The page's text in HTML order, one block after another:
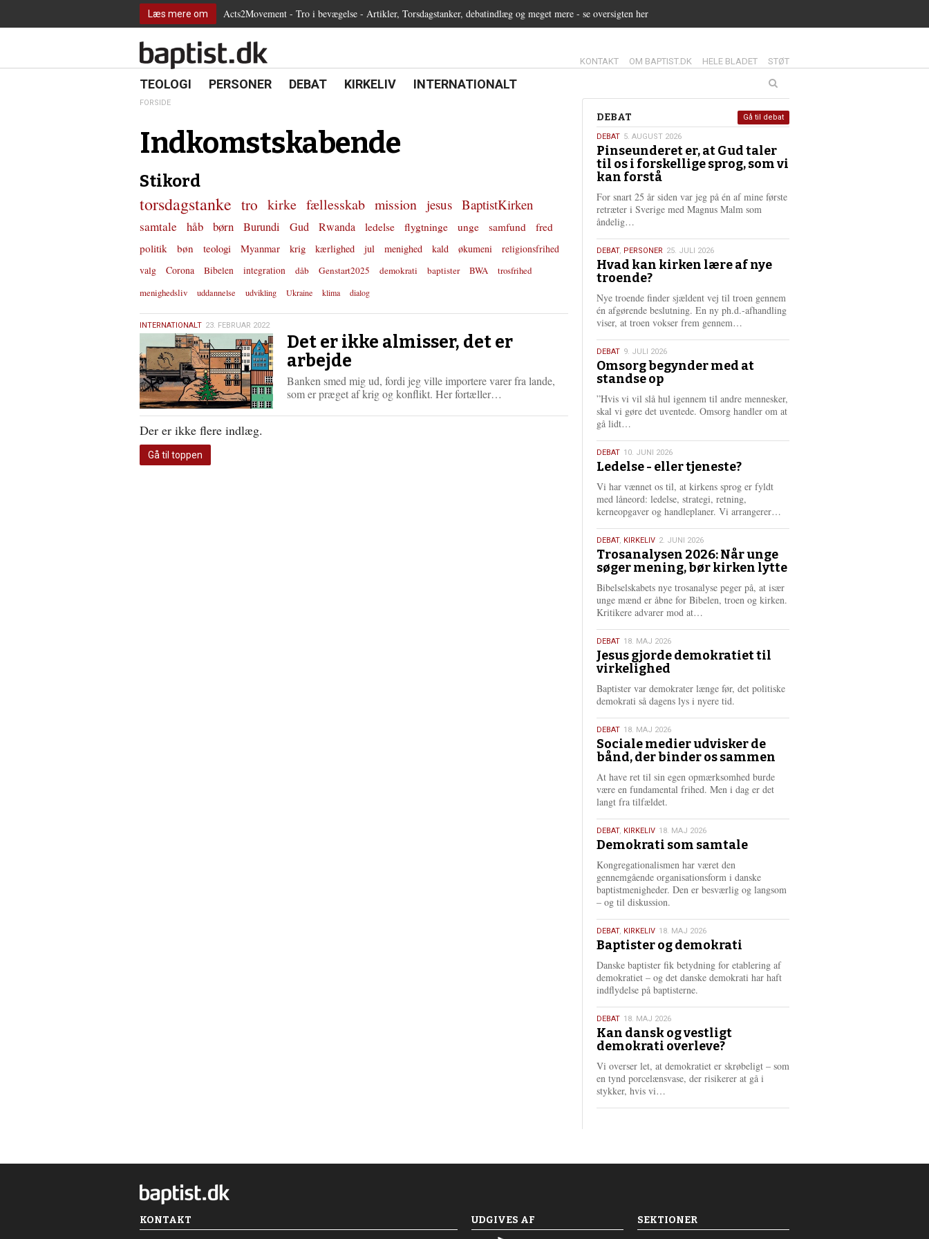
gå
for
6.0:
Internationalt
Læs mere om Acts2Movement - Tro i bevægelse - Artikler, Torsdagstanker, debatindlæg og meget mere - se oversigten her
13.0:
KONTAKT 14.0:
OM BAPTIST.DK 15.0:
HELE BLADET 16.0:
STØT
18.0:
TEOLOGI 19.0:
PERSONER 20.0:
DEBAT 21.0:
KIRKELIV 22.0:
INTERNATIONALT
FORSIDE
Indkomstskabende
Stikord
torsdagstanke tro kirke fællesskab mission jesus BaptistKirken
samtale håb børn Burundi Gud Rwanda ledelse flygtninge unge samfund
fred
politik
bøn teologi Myanmar krig kærlighed jul menighed kald økumeni
religionsfrihed
valg
Corona Bibelen integration dåb Genstart2025 demokrati baptister BWA
trosfrihed
menighedsliv
uddannelse udvikling Ukraine klima dialog
23.
2022
INTERNATIONALT 23. FEBRUAR 2022
Det er ikke almisser, det er
arbejde
Banken smed mig ud, fordi jeg ville importere varer fra lande,
som er præget af krig og konflikt. Her fortæller…
s
Der er ikke flere indlæg.
Gå til toppen
Debat
DEBAT
5.
august
2026
DEBAT 5. AUGUST 2026
Pinseunderet er, at Gud taler
til os i forskellige sprog, som vi
kan forstå
For snart 25 år siden var jeg på én af mine første
retræter i Sverige med Magnus Malm som
åndelig…
s
m
e
r
e
25.
juli
2026
DEBAT, PERSONER 25. JULI 2026
Hvad kan kirken lære af nye
troende?
Nye troende finder sjældent vej til troen gennem
én afgørende beslutning. En ny ph.d.-afhandling
viser, at troen vokser frem gennem…
e
e
9.
juli
2026
DEBAT 9. JULI 2026
Omsorg begynder med at
standse op
”Hvis vi vil slå hul igennem til andre mennesker,
skal vi gøre det uventede. Omsorg handler om at
gå lidt…
s
e
r
e
10.
juni
2026
DEBAT 10. JUNI 2026
Ledelse - eller tjeneste?
Vi har vænnet os til, at kirkens sprog er fyldt
med låneord: ledelse, strategi, retning,
kerneopgaver og handleplaner. Vi arrangerer…
r
e
2.
juni
2026
DEBAT, KIRKELIV 2. JUNI 2026
Trosanalysen 2026: Når unge
søger mening, bør kirken lytte
Bibelselskabets nye trosanalyse peger på, at især
unge mænd er åbne for Bibelen, troen og kirken.
Kritikere advarer mod at…
e
e
18.
maj
2026
DEBAT 18. MAJ 2026
Jesus gjorde demokratiet til
virkelighed
Baptister var demokrater længe før, det politiske
demokrati så dagens lys i nyere tid.
18.
maj
2026
DEBAT 18. MAJ 2026
Sociale medier udvisker de
bånd, der binder os sammen
At have ret til sin egen opmærksomhed burde
være en fundamental frihed. Men i dag er det
langt fra tilfældet.
18.
maj
2026
DEBAT, KIRKELIV 18. MAJ 2026
Demokrati som samtale
Kongregationalismen har været den
gennemgående organisationsform i danske
baptistmenigheder. Den er besværlig og langsom
– og til diskussion.
18.
maj
2026
DEBAT, KIRKELIV 18. MAJ 2026
Baptister og demokrati
Danske baptister fik betydning for etablering af
demokratiet – og det danske demokrati har haft
indflydelse på baptisterne.
18.
maj
2026
DEBAT 18. MAJ 2026
Kan dansk og vestligt
demokrati overleve?
Vi overser let, at demokratiet er skrøbeligt – som
en tynd porcelænsvase, der risikerer at gå i
stykker, hvis vi…
e
Gå til debat
KONTAKT UDGIVES AF SEKTIONER